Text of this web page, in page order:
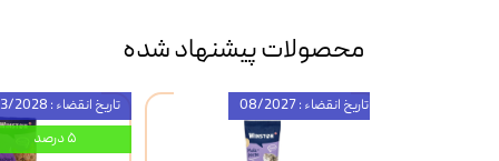
محصولات پیشنهاد شده
تاریخ انقضاء : 03/2028
۵ درصد
تاریخ انقضاء : 08/2027